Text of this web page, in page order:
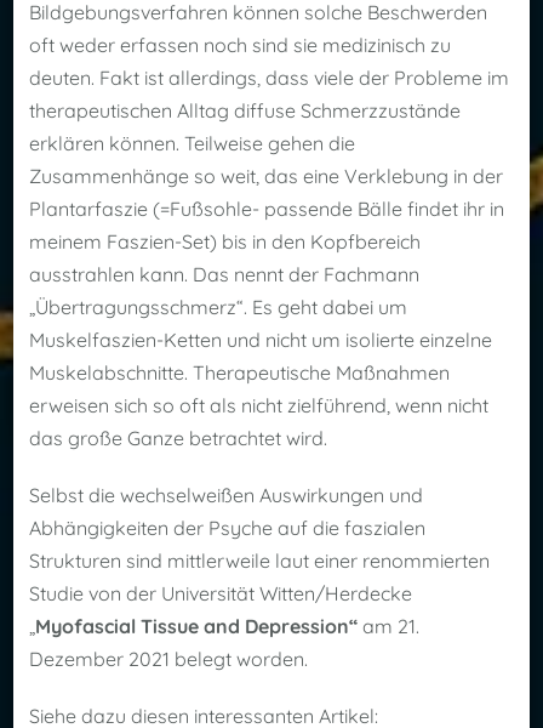
Bildgebungsverfahren können solche Beschwerden
oft weder erfassen noch sind sie medizinisch zu
deuten. Fakt ist allerdings, dass viele der Probleme im
therapeutischen Alltag diffuse Schmerzzustände
erklären können. Teilweise gehen die
Zusammenhänge so weit, das eine Verklebung in der
Plantarfaszie (=Fußsohle- passende Bälle findet ihr in
meinem Faszien-Set) bis in den Kopfbereich
ausstrahlen kann. Das nennt der Fachmann
„Übertragungsschmerz“. Es geht dabei um
Muskelfaszien-Ketten und nicht um isolierte einzelne
Muskelabschnitte. Therapeutische Maßnahmen
erweisen sich so oft als nicht zielführend, wenn nicht
das große Ganze betrachtet wird.
Selbst die wechselweißen Auswirkungen und
Abhängigkeiten der Psyche auf die faszialen
Strukturen sind mittlerweile laut einer renommierten
Studie von der Universität Witten/Herdecke
„Myofascial Tissue and Depression“ am 21.
Dezember 2021 belegt worden.
Siehe dazu diesen interessanten Artikel: